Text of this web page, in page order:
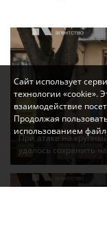
При атаке на
удалось сохранить
Сайт использует
технологии «cookie».
взаимодействие
Продолжая
использованием